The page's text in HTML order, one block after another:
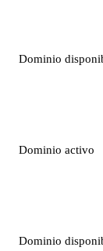
Dominio
Dominio activo
Dominio